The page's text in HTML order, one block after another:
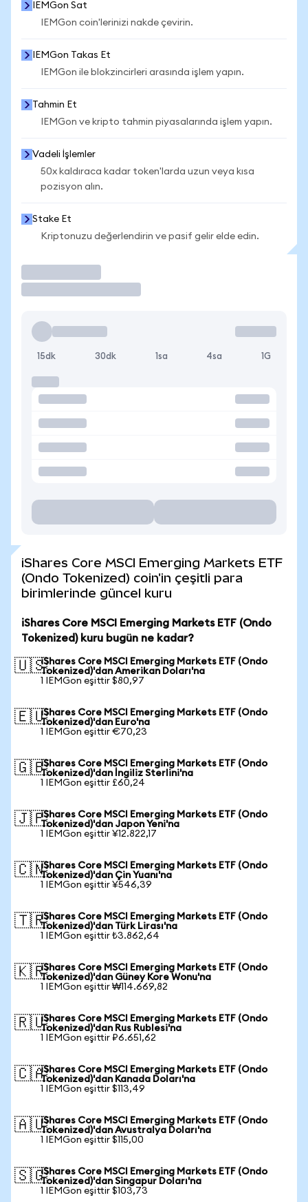
IEMGon Sat
IEMGon coin'lerinizi nakde çevirin.
IEMGon Takas Et
IEMGon ile blokzincirleri arasında işlem yapın.
Tahmin Et
IEMGon ve kripto tahmin piyasalarında işlem yapın.
Vadeli İşlemler
50x kaldıraca kadar token'larda uzun veya kısa
pozisyon alın.
Stake Et
Kriptonuzu değerlendirin ve pasif gelir elde edin.
15dk 30dk 1sa 4sa 1G
iShares Core MSCI Emerging Markets ETF
(Ondo Tokenized) coin'in çeşitli para
birimlerinde güncel kuru
iShares Core MSCI Emerging Markets ETF (Ondo
Tokenized) kuru bugün ne kadar?
🇺🇸iShares Core MSCI Emerging Markets ETF (Ondo
Tokenized)'dan Amerikan Doları'na
1 IEMGon eşittir $80,97
🇪🇺iShares Core MSCI Emerging Markets ETF (Ondo
Tokenized)'dan Euro'na
1 IEMGon eşittir €70,23
🇬🇧iShares Core MSCI Emerging Markets ETF (Ondo
Tokenized)'dan İngiliz Sterlini'na
1 IEMGon eşittir £60,24
🇯🇵iShares Core MSCI Emerging Markets ETF (Ondo
Tokenized)'dan Japon Yeni'na
1 IEMGon eşittir ¥12.822,17
🇨🇳iShares Core MSCI Emerging Markets ETF (Ondo
Tokenized)'dan Çin Yuanı'na
1 IEMGon eşittir ¥546,39
🇹🇷iShares Core MSCI Emerging Markets ETF (Ondo
Tokenized)'dan Türk Lirası'na
1 IEMGon eşittir ₺3.862,64
🇰🇷iShares Core MSCI Emerging Markets ETF (Ondo
Tokenized)'dan Güney Kore Wonu'na
1 IEMGon eşittir ₩114.669,82
🇷🇺iShares Core MSCI Emerging Markets ETF (Ondo
Tokenized)'dan Rus Rublesi'na
1 IEMGon eşittir ₽6.651,62
🇨🇦iShares Core MSCI Emerging Markets ETF (Ondo
Tokenized)'dan Kanada Doları'na
1 IEMGon eşittir $113,49
🇦🇺iShares Core MSCI Emerging Markets ETF (Ondo
Tokenized)'dan Avustralya Doları'na
1 IEMGon eşittir $115,00
🇸🇬iShares Core MSCI Emerging Markets ETF (Ondo
Tokenized)'dan Singapur Doları'na
1 IEMGon eşittir $103,73